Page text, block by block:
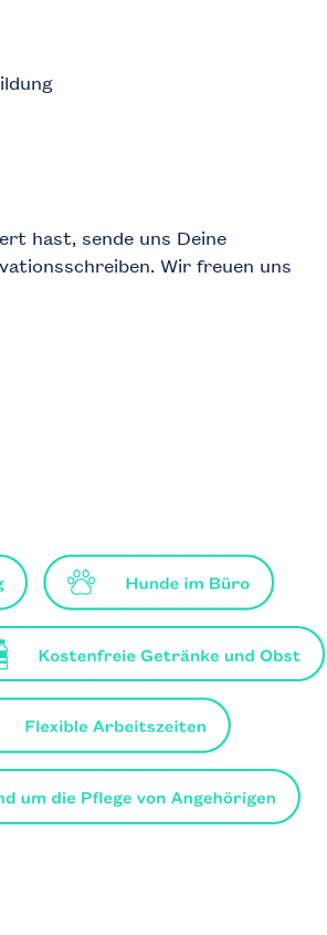
hast, sende uns Deine
Wir freuen uns